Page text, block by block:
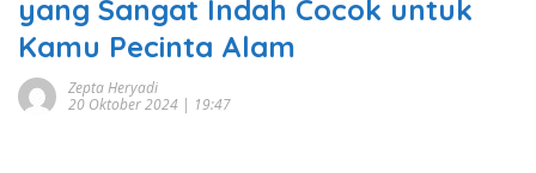
yang Sangat Indah Cocok untuk
Kamu Pecinta Alam
Zepta Heryadi
20 Oktober 2024 | 19:47